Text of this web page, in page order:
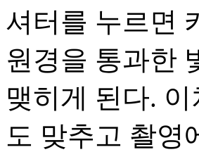
셔터를 누르면
원경을 통과한
맺히게 된다.
도 맞추고 촬영